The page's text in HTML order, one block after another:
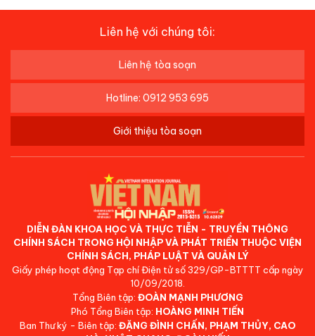
Liên hệ với chúng tôi:
Liên hệ tòa soạn
Hotline: 0912 953 695
Giới thiệu tòa soạn
DIỄN ĐÀN KHOA HỌC VÀ THỰC TIỄN - TRUYỀN THÔNG
CHÍNH SÁCH TRONG HỘI NHẬP VÀ PHÁT TRIỂN THUỘC VIỆN
CHÍNH SÁCH, PHÁP LUẬT VÀ QUẢN LÝ
Giấy phép hoạt động Tạp chí Điện tử số 329/GP-BTTTT cấp ngày
10/09/2018.
Tổng Biên tập: ĐOÀN MẠNH PHƯƠNG
Phó Tổng Biên tập: HOÀNG MINH TIẾN
Ban Thư ký - Biên tập: ĐẶNG ĐÌNH CHẤN, PHẠM THỦY, CAO